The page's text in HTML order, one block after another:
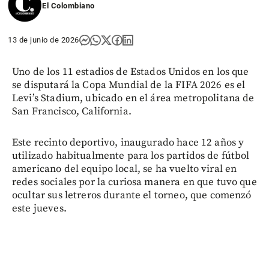
El Colombiano
13 de junio de 2026
Uno de los 11 estadios de Estados Unidos en los que
se disputará la Copa Mundial de la FIFA 2026 es el
Levi’s Stadium, ubicado en el área metropolitana de
San Francisco, California.
Este recinto deportivo, inaugurado hace 12 años y
utilizado habitualmente para los partidos de fútbol
americano del equipo local, se ha vuelto viral en
redes sociales por la curiosa manera en que tuvo que
ocultar sus letreros durante el torneo, que comenzó
este jueves.